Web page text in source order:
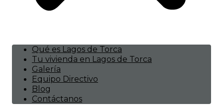
Qué es Lagos de Torca
Tu vivienda en Lagos de Torca
Galería
Equipo Directivo
Blog
Contáctanos